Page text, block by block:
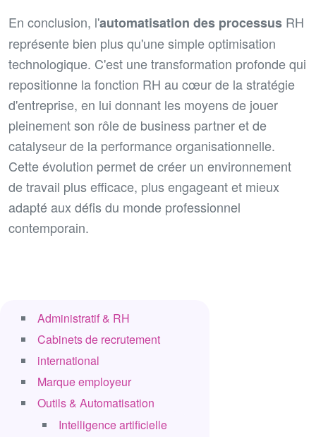
Administratif & RH
Cabinets de recrutement
international
Marque employeur
Outils & Automatisation
Intelligence artificielle
En conclusion, l'automatisation des processus RH
représente bien plus qu'une simple optimisation
technologique. C'est une transformation profonde qui
repositionne la fonction RH au cœur de la stratégie
d'entreprise, en lui donnant les moyens de jouer
pleinement son rôle de business partner et de
catalyseur de la performance organisationnelle.
Cette évolution permet de créer un environnement
de travail plus efficace, plus engageant et mieux
adapté aux défis du monde professionnel
contemporain.